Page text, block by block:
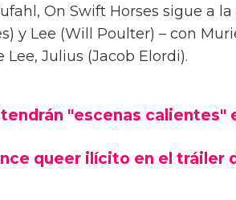
On Swift Horses sigue a la
y Lee (Will Poulter) – con
Julius (Jacob Elordi).
"escenas calientes"
queer ilícito en el tráiler